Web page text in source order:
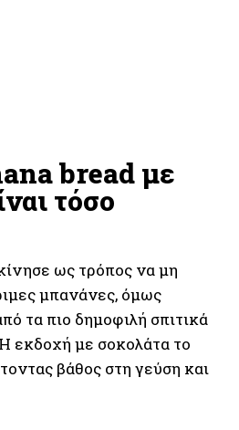
bread με
τόσο
ως τρόπος να μη
μπανάνες, όμως
τα πιο δημοφιλή σπιτικά
εκδοχή με σοκολάτα το
βάθος στη γεύση και